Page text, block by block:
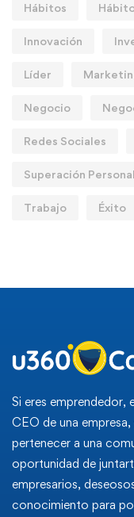
Hábitos
Innovación
Líder
Negocio
Redes Sociales
Superación Personal
Trabajo Éxito
Si eres emprendedor,
CEO de una
pertenecer a una
oportunidad de
empresarios,
conocimiento para